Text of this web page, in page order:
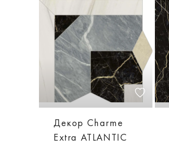
Декор Charme
Extra ATLANTIC